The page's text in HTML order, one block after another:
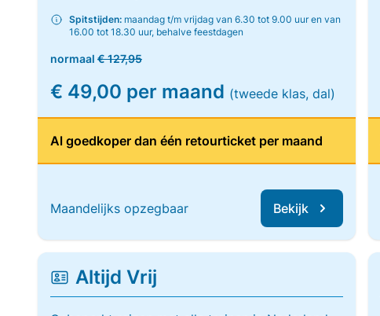
Spitstijden: maandag t/m vrijdag van 6.30 tot 9.00 uur en van
16.00 tot 18.30 uur, behalve feestdagen
normaal € 127,95
€ 49,00 per maand (tweede klas, dal)
Al goedkoper dan één retourticket per maand
Maandelijks opzegbaar Bekijk
Altijd Vrij